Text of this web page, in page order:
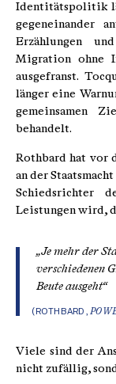
Identitätspolitik
gegeneinander
Erzählungen
Migration ohne
ausgefranst.
länger eine
gemeinsamen
behandelt.
Rothbard hat vor
an der
Schiedsrichter
Leistungen wird,
„Je mehr der
verschiedenen
Beute ausgeht“
(ROTHBARD,
Viele sind der
nicht zufällig,